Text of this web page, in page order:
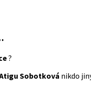
?
Sobotková nikdo